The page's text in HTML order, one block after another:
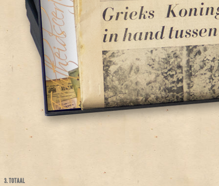
3. TOTAAL